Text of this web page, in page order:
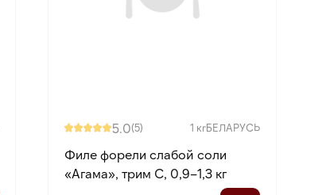
5.0(5) 1 кгБЕЛАРУСЬ
Филе форели слабой соли
«Агама», трим С, 0,9–1,3 кг